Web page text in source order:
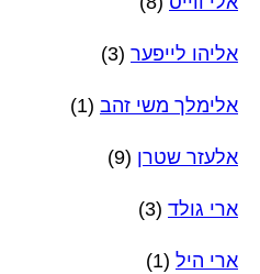
אליהו לייפער (3)
אלימלך משי זהב (1)
אלעזר שטרן (9)
ארי גולד (3)
ארי היל (1)